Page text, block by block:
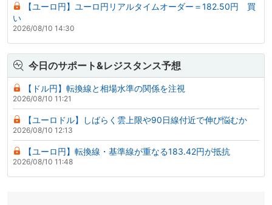
【ユーロ円】ユーロ円リアルタイムオーダー＝182.50円 買
い
2026/08/10 14:30
今日のサポート&レジスタンス予想
【ドル円】転換線と相場水準の関係を注視
2026/08/10 11:21
【ユーロドル】しばらく雲上限や90日線付近で伸び悩むか
2026/08/10 12:13
【ユーロ円】転換線・基準線が重なる183.42円が抵抗
2026/08/10 11:48